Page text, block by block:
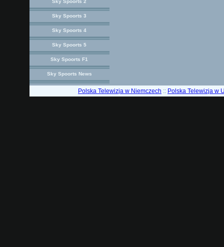
Sky Spoorts 2
Sky Spoorts 3
Sky Spoorts 4
Sky Spoorts 5
Sky Spoorts F1
Sky Spoorts News
Polska Telewizja w Niemczech :: Polska Telewizja w